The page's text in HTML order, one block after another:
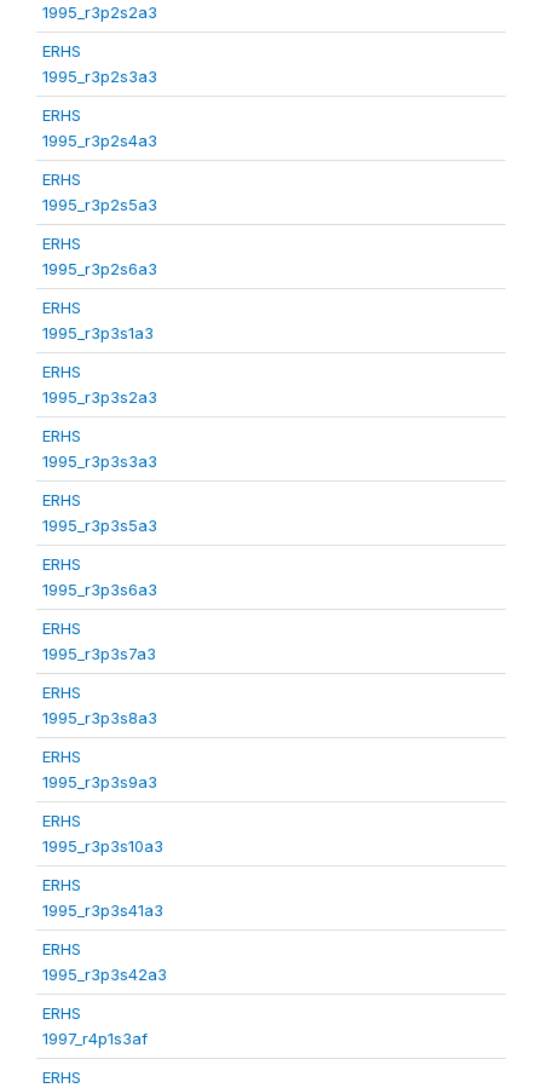
1995_r3p2s2a3
ERHS
1995_r3p2s3a3
ERHS
1995_r3p2s4a3
ERHS
1995_r3p2s5a3
ERHS
1995_r3p2s6a3
ERHS
1995_r3p3s1a3
ERHS
1995_r3p3s2a3
ERHS
1995_r3p3s3a3
ERHS
1995_r3p3s5a3
ERHS
1995_r3p3s6a3
ERHS
1995_r3p3s7a3
ERHS
1995_r3p3s8a3
ERHS
1995_r3p3s9a3
ERHS
1995_r3p3s10a3
ERHS
1995_r3p3s41a3
ERHS
1995_r3p3s42a3
ERHS
1997_r4p1s3af
ERHS